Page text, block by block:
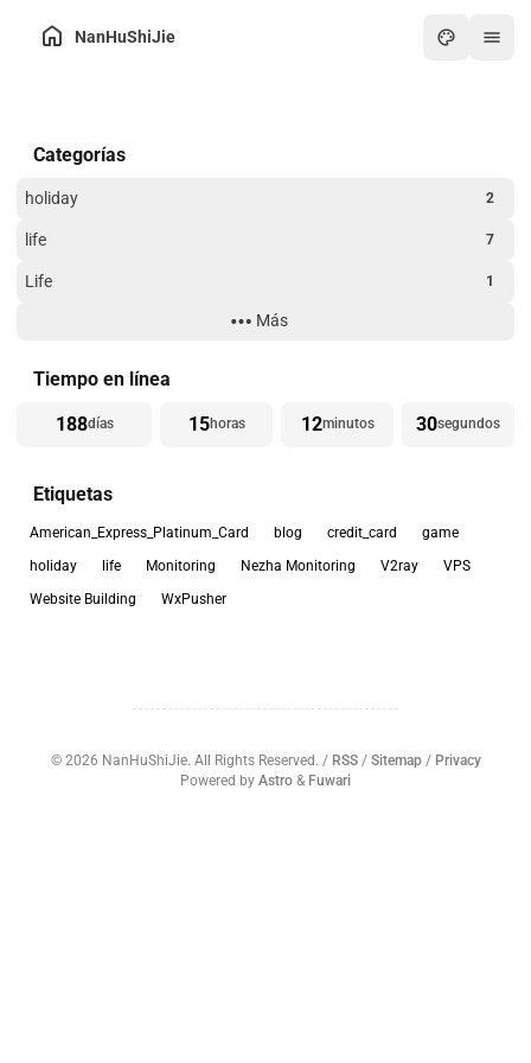
NanHuShiJie
Categorías
holiday 2
life 7
Life 1
Más
Tiempo en línea
188días 15horas 12minutos 30segundos
Etiquetas
American_Express_Platinum_Card blog credit_card
game
holiday
life Monitoring Nezha Monitoring V2ray
VPS
Website Building
WxPusher
© 2026 NanHuShiJie. All Rights Reserved. / RSS/ Sitemap/ Privacy
Powered by Astro & Fuwari